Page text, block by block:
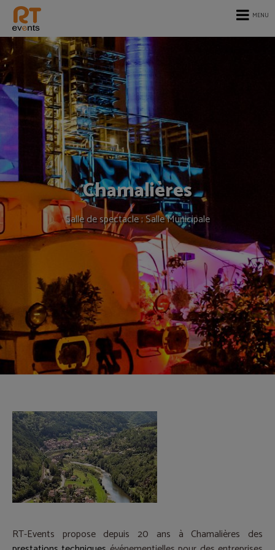
MENU
Chamalières
Salle de spectacle ; Salle Municipale
RT-Events propose depuis 20 ans à Chamalières des